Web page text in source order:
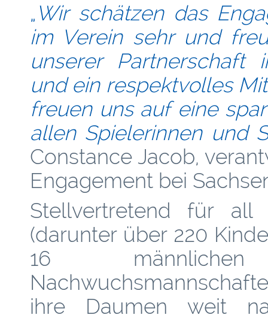
„Wir schätzen das
im Verein sehr und
unserer Partnerschaft
und ein respektvolles
freuen uns auf eine
allen Spielerinnen und
Constance Jacob,
Engagement bei
Stellvertretend für all
(darunter über 220
16
ihre Daumen weit